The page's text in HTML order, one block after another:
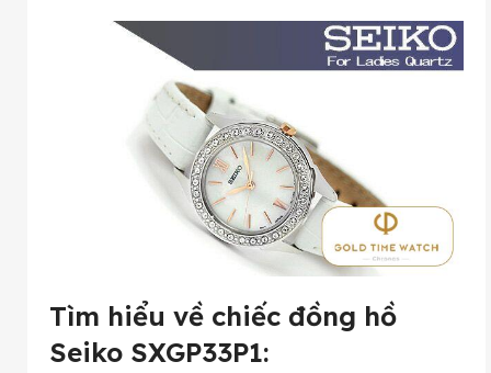
Tìm hiểu về chiếc đồng hồ
Seiko SXGP33P1: